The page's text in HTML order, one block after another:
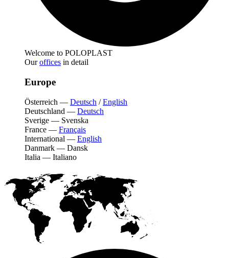
Welcome to POLOPLAST
Ouroffices in detail
Europe
Österreich — Deutsch /English
Deutschland — Deutsch
Sverige — Svenska
France — Français
International — English
Danmark — Dansk
Italia — Italiano